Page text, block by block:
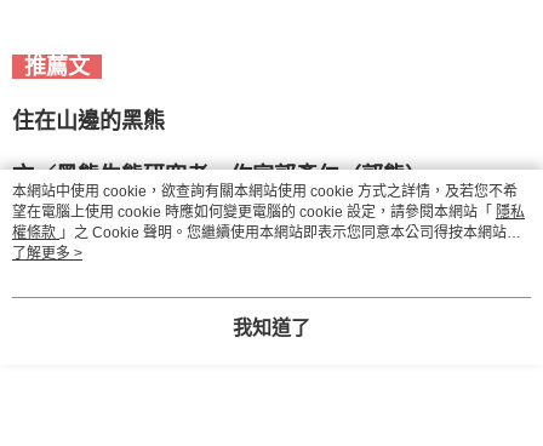
推薦文
住在山邊的黑熊
文／黑熊生態研究者．作家郭彥仁（郭熊）
當我拿到《我的同學是一隻熊2：深山裡的同學會》的
書稿時，光光是書名，就讓我立刻聯想最近黑熊與人
陸陸續續，有些黑熊靠近山腳下生活。
本網站中使用 cookie，欲查詢有關本網站使用 cookie 方式之詳情，及若您不希
望在電腦上使用 cookie 時應如何變更電腦的 cookie 設定，請參閱本網站「 隱私
權條款 」之 Cookie 聲明。您繼續使用本網站即表示您同意本公司得按本網站使
用條款之 Cookie 聲明使用 cookie。
了解更多 >
我知道了